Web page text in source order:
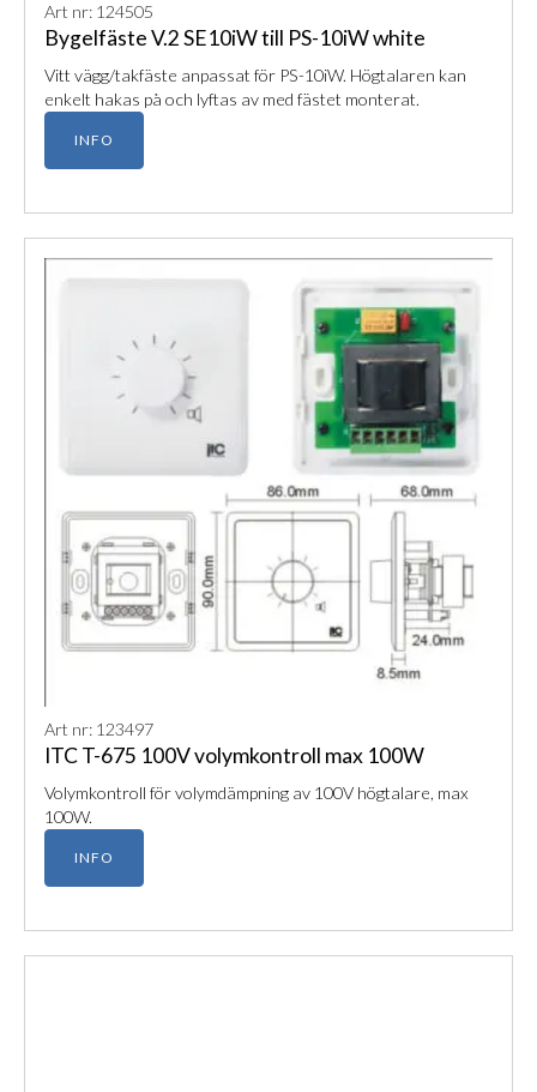
Art nr: 124505
Bygelfäste V.2 SE10iW till PS-10iW white
Vitt vägg/takfäste anpassat för PS-10iW. Högtalaren kan
enkelt hakas på och lyftas av med fästet monterat.
INFO
Art nr: 123497
ITC T-675 100V volymkontroll max 100W
Volymkontroll för volymdämpning av 100V högtalare, max
100W.
INFO